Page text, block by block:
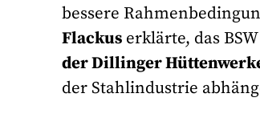
bessere
Flackus erklärte, das
der Dillinger
der Stahlindustrie